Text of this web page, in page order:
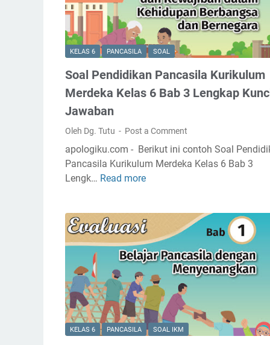
i
J
a
w
a
b
i
k
a
n
a
n
s
i
l
a
b
4
B
l
a
j
a
r
a
n
H
a
r
n
P
A
l
a
s
B
a
b
2
KELAS 6 PANCASILA SOAL
Soal Pendidikan Pancasila Kurikulum
Merdeka Kelas 6 Bab 3 Lengkap
Jawaban
Oleh Dg. Tutu Post a Comment
apologiku.com - Berikut ini contoh Soal
Pancasila Kurikulum Merdeka Kelas 6 Bab 3
Lengk… Read more
l
P
e
n
d
i
d
i
k
KELAS 6 PANCASILA SOAL IKM